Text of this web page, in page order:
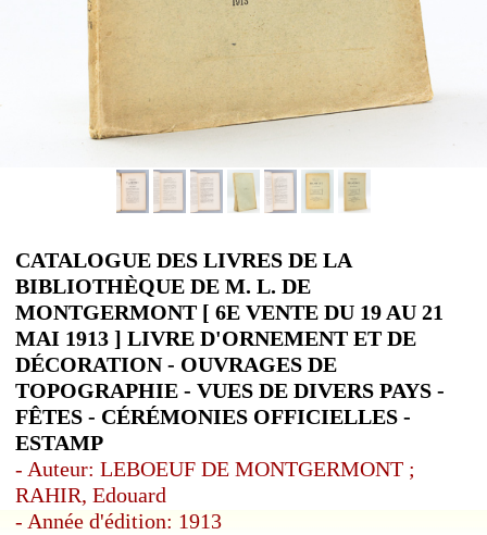
CATALOGUE DES LIVRES DE LA
BIBLIOTHÈQUE DE M. L. DE
MONTGERMONT [ 6E VENTE DU 19 AU 21
MAI 1913 ] LIVRE D'ORNEMENT ET DE
DÉCORATION - OUVRAGES DE
TOPOGRAPHIE - VUES DE DIVERS PAYS -
FÊTES - CÉRÉMONIES OFFICIELLES -
ESTAMP
- Auteur: LEBOEUF DE MONTGERMONT ;
RAHIR, Edouard
- Année d'édition: 1913